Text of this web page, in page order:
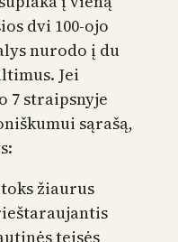
dvi 100-ojo
nurodo į du
Jei
7 straipsnyje
sąrašą,
žiaurus
teisės